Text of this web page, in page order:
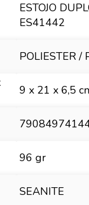
ESTOJO
ES41442
POLIESTER /
9 x 21 x 6,5
96 gr
SEANITE